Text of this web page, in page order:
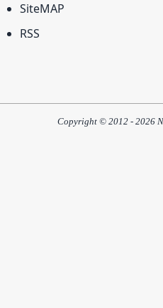
SiteMAP
RSS
Copyright © 2012 - 2026